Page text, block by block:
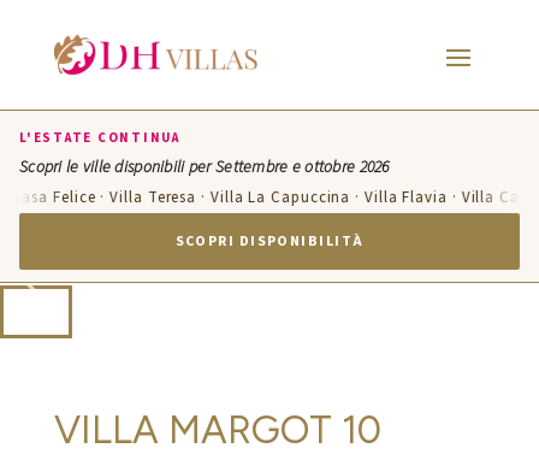
L'ESTATE CONTINUA
Scopri le ville disponibili per Settembre e ottobre 2026
Felice · Villa Teresa · Villa La Capuccina · Villa Flavia · Villa
SCOPRI DISPONIBILITÀ
VILLA MARGOT 10